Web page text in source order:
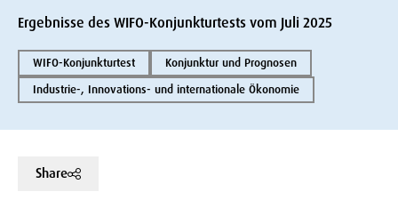
Ergebnisse des WIFO-Konjunkturtests vom Juli 2025
WIFO-Konjunkturtest
Konjunktur und Prognosen
Industrie-, Innovations- und internationale Ökonomie
Share